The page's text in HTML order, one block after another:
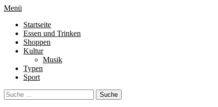
Menü
Startseite
Essen und Trinken
Shoppen
Kultur
Musik
Typen
Sport